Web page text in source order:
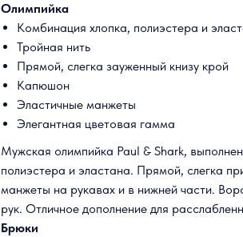
Олимпийка
Комбинация хлопка, полиэстера и
Тройная нить
Прямой, слегка зауженный книзу крой
Капюшон
Эластичные манжеты
Элегантная цветовая гамма
Мужская олимпийка Paul & Shark,
полиэстера и эластана. Прямой, слегка
манжеты на рукавах и в нижней части.
рук. Отличное дополнение для
Брюки